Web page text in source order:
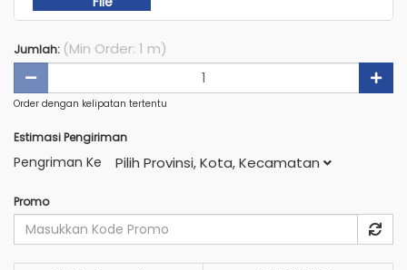
Jumlah: (Min Order: 1 m)
Order dengan kelipatan tertentu
Estimasi Pengiriman
Pengriman Ke Pilih Provinsi, Kota, Kecamatan
Promo